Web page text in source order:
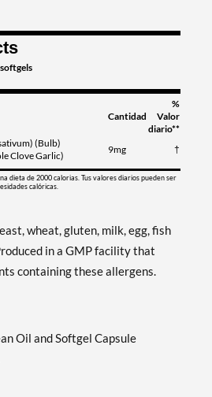
Cantidad
%
Valor
diario**
(Bulb)
Clove Garlic)
9mg †
dieta de 2000 calorias. Tus valores diarios pueden ser
calóricas.
wheat, gluten, milk, egg, fish
in a GMP facility that
containing these allergens.
Oil and Softgel Capsule